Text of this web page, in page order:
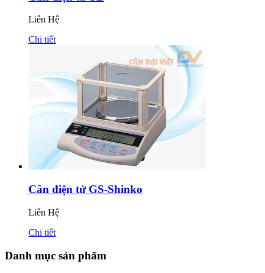
Liên Hệ
Chi tiết
Cân điện tử GS-Shinko
Liên Hệ
Chi tiết
Danh mục sản phẩm